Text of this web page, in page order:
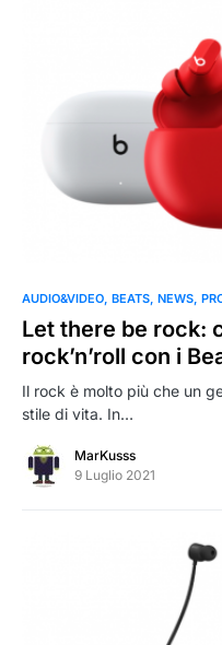
0
AUDIO&VIDEO BEATS NEWS
Let there be rock:
rock’n’roll con i
Il rock è molto più che un
stile di vita. In…
MarKusss
9 Luglio 2021